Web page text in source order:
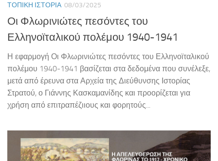
ΤΟΠΙΚΉ ΙΣΤΟΡΊΑ 08/03/2025
Οι Φλωρινιώτες πεσόντες του
Ελληνοϊταλικού πολέμου 1940-1941
Η εφαρμογή Οι Φλωρινιώτες πεσόντες του Ελληνοϊταλικού
πολέμου 1940-1941 βασίζεται στα δεδομένα που συνέλεξε,
μετά από έρευνα στα Αρχεία της Διεύθυνσης Ιστορίας
Στρατού, ο Γιάννης Κασκαμανίδης και προορίζεται για
χρήση από επιτραπέζιιους και φορητούς...